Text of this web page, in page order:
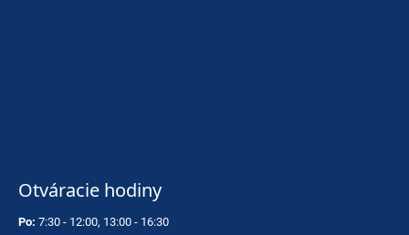
Otváracie hodiny
Po: 7:30 - 12:00, 13:00 - 16:30